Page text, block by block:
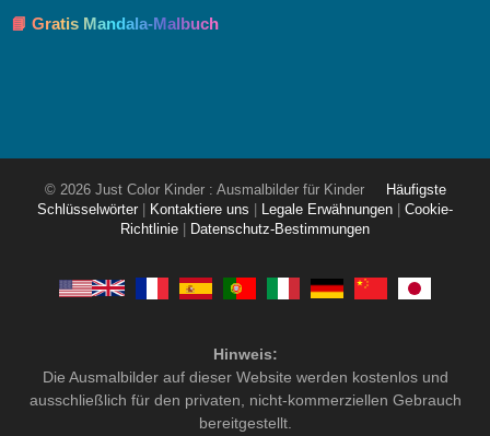
📘 Gratis Mandala-Malbuch
© 2026 Just Color Kinder : Ausmalbilder für Kinder
Häufigste
Schlüsselwörter
Kontaktiere uns Legale Erwähnungen
Cookie-
Richtlinie
Datenschutz-Bestimmungen
Hinweis:
Die Ausmalbilder auf dieser Website werden kostenlos und
ausschließlich für den privaten, nicht-kommerziellen Gebrauch
bereitgestellt.